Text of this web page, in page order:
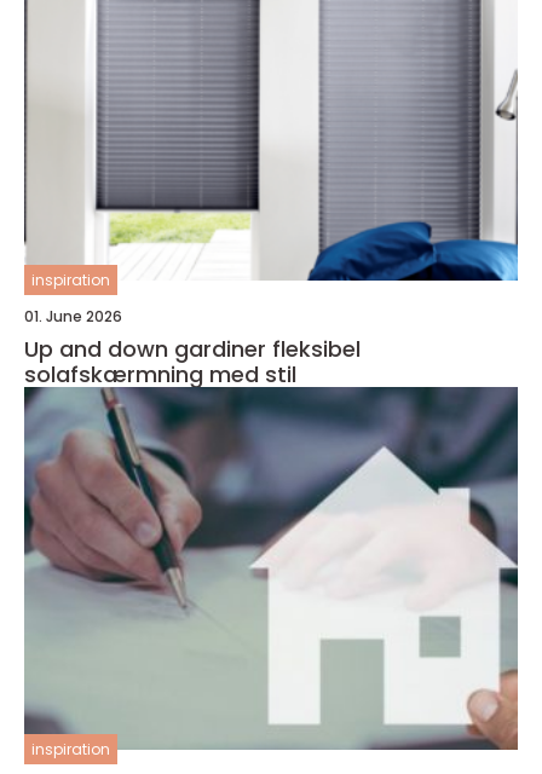
inspiration
01. June 2026
Up and down gardiner fleksibel
solafskærmning med stil
inspiration